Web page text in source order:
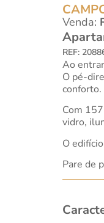
Venda:
REF:
Ao
O pé-
Com
vidro,
O
Pare de